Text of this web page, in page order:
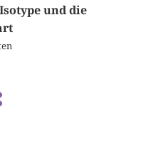
und die